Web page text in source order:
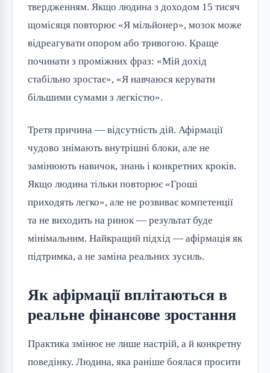
твердженням. Якщо людина з доходом 15 тисяч
щомісяця повторює «Я мільйонер», мозок може
відреагувати опором або тривогою. Краще
починати з проміжних фраз: «Мій дохід
стабільно зростає», «Я навчаюся керувати
більшими сумами з легкістю».
Третя причина — відсутність дій. Афірмації
чудово знімають внутрішні блоки, але не
замінюють навичок, знань і конкретних кроків.
Якщо людина тільки повторює «Гроші
приходять легко», але не розвиває компетенції
та не виходить на ринок — результат буде
мінімальним. Найкращий підхід — афірмація як
підтримка, а не заміна реальних зусиль.
Як афірмації вплітаються в
реальне фінансове зростання
Практика змінює не лише настрій, а й конкретну
поведінку. Людина, яка раніше боялася просити